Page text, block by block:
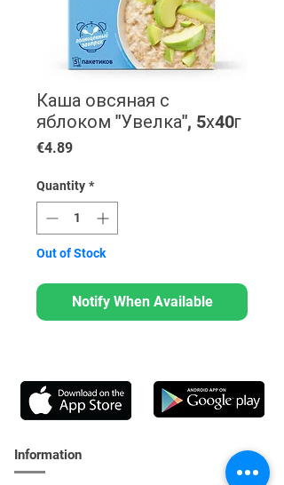
Каша овсяная с
яблоком "Увелка", 5х40г
€4.89Price
Quantity *
Out of Stock
Notify When Available
Information